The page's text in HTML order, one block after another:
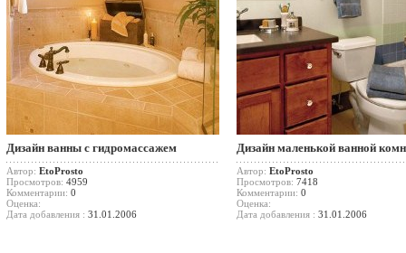
Дизайн ванны с гидромассажем
Автор: EtoProsto
Просмотров: 4959
Комментарии: 0
Оценка:
Дата добавления : 31.01.2006
Дизайн маленькой ванной
Автор: EtoProsto
Просмотров: 7418
Комментарии: 0
Оценка:
Дата добавления : 31.01.2006